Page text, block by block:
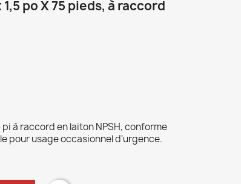
po X 75 pieds, à raccord
à raccord en laiton NPSH, conforme
pour usage occasionnel d'urgence.